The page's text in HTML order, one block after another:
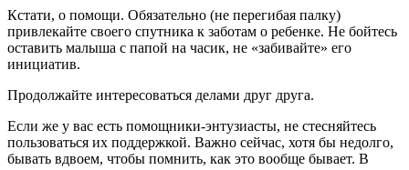
Кстати, о помощи. Обязательно (не перегибая палку)
привлекайте своего спутника к заботам о ребенке. Не бойтесь
оставить малыша с папой на часик, не «забивайте» его
инициатив.
Продолжайте интересоваться делами друг друга.
Если же у вас есть помощники-энтузиасты, не стесняйтесь
пользоваться их поддержкой. Важно сейчас, хотя бы недолго,
бывать вдвоем, чтобы помнить, как это вообще бывает. В